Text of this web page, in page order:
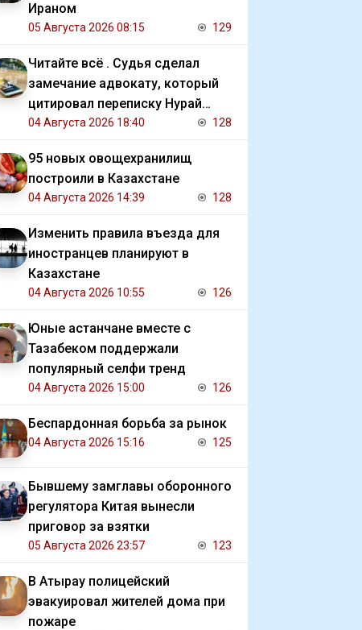
Ираном
05 Августа 2026 08:15 129
Читайте всё . Судья сделал
замечание адвокату, который
цитировал переписку Нурай
Серикбай с обвиняемым
04 Августа 2026 18:40 128
95 новых овощехранилищ
построили в Казахстане
04 Августа 2026 14:39 128
Изменить правила въезда для
иностранцев планируют в
Казахстане
04 Августа 2026 10:55 126
Юные астанчане вместе с
Тазабеком поддержали
популярный селфи тренд
04 Августа 2026 15:00 126
Беспардонная борьба за рынок
04 Августа 2026 15:16 125
Бывшему замглавы оборонного
регулятора Китая вынесли
приговор за взятки
05 Августа 2026 23:57 123
В Атырау полицейский
эвакуировал жителей дома при
пожаре